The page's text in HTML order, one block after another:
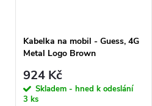
Kabelka na mobil - Guess, 4G
Metal Logo Brown
924 Kč
Skladem - hned k odeslání
3 ks